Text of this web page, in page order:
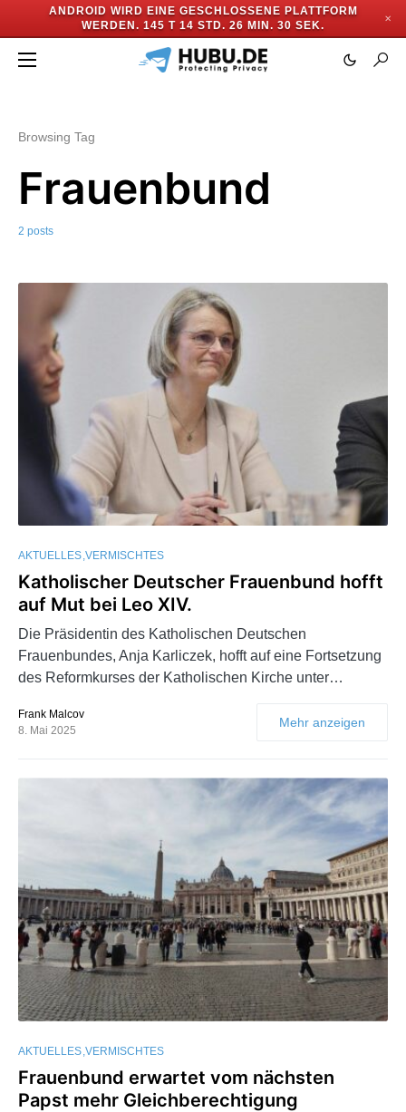
ANDROID WIRD EINE GESCHLOSSENE PLATTFORM
WERDEN. 145 T 14 STD. 26 MIN. 29 SEK.
✕
Browsing Tag
Frauenbund
2 posts
AKTUELLES VERMISCHTES
Katholischer Deutscher Frauenbund hofft
auf Mut bei Leo XIV.
Die Präsidentin des Katholischen Deutschen
Frauenbundes, Anja Karliczek, hofft auf eine Fortsetzung
des Reformkurses der Katholischen Kirche unter…
Frank Malcov
8. Mai 2025
Mehr anzeigen
AKTUELLES VERMISCHTES
Frauenbund erwartet vom nächsten
Papst mehr Gleichberechtigung